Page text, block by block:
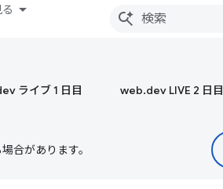
ライブ 1 日目 web.dev LIVE 2 日目
合があります。